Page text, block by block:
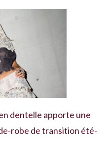
dentelle apporte une
robe de transition été-